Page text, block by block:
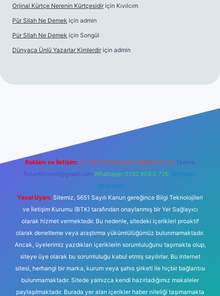
Orjinal Kürtçe Nerenin Kürtçesidir için Kıvılcım
Pür Silah Ne Demek için admin
Pür Silah Ne Demek için Songül
Dünyaca Ünlü Yazarlar Kimlerdir için admin
Reklam ve İletişim: E-mail: backlinkpaneli@gmail.com Teams:
forumhizmeti@gmail.com Whatsapp: 0262 606 0 726 Telegram:
@karabul
Yasal Uyarı: Sitemiz, 5651 Sayılı Kanun gereğince Bilgi Teknolojileri
ve İletişim Kurumu (BTK) tarafından onaylanmış bir Yer Sağlayıcı
olarak hizmet vermektedir. Bu nedenle, sitedeki içerikleri proaktif
olarak denetleme veya araştırma yükümlülüğümüz bulunmamaktadır.
Ancak, üyelerimiz yazdıkları içeriklerin sorumluluğunu taşımakta olup,
siteye üye olarak bu sorumluluğu kabul etmiş sayılırlar. Bu internet
sitesi, herhangi bir marka, kurum veya şahıs şirketi ile hiçbir bağlantısı
bulunmamaktadır. Sitede yalnızca kendi hazırladığımız makaleler
paylaşılmaktadır. Burada yer alan içerikler haber niteliği taşımamakta